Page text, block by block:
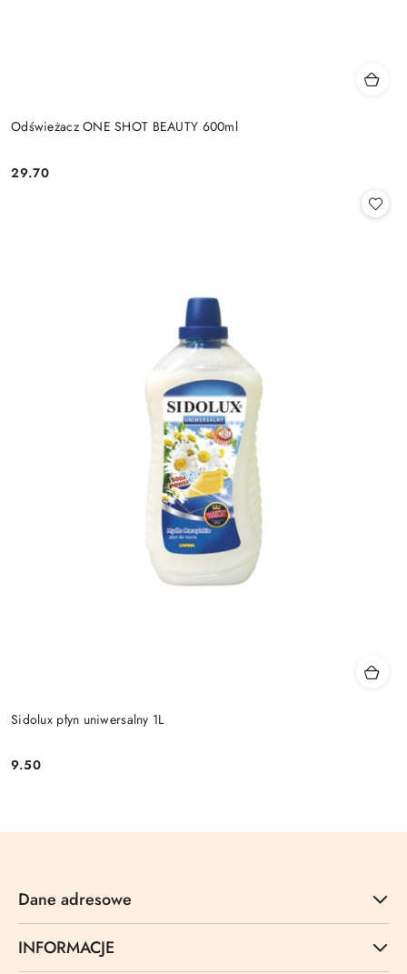
Odświeżacz ONE SHOT BEAUTY 600ml
Cena:
29.70
Sidolux płyn uniwersalny 1L
Cena:
9.50
Dane adresowe
INFORMACJE